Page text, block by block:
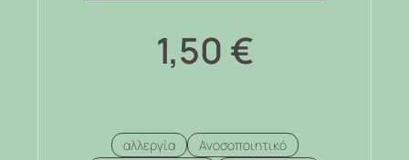
1,50 €
αλλεργία
Ανοσοποιητικό